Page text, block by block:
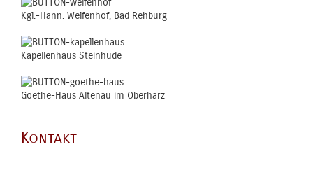
Kgl.-Hann. Welfenhof, Bad Rehburg
Kapellenhaus Steinhude
Goethe-Haus Altenau im Oberharz
Kontakt